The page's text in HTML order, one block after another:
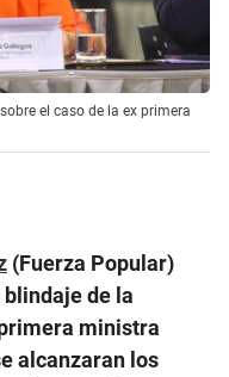
el caso de la ex primera
(Fuerza Popular)
de la
ministra
alcanzaran los